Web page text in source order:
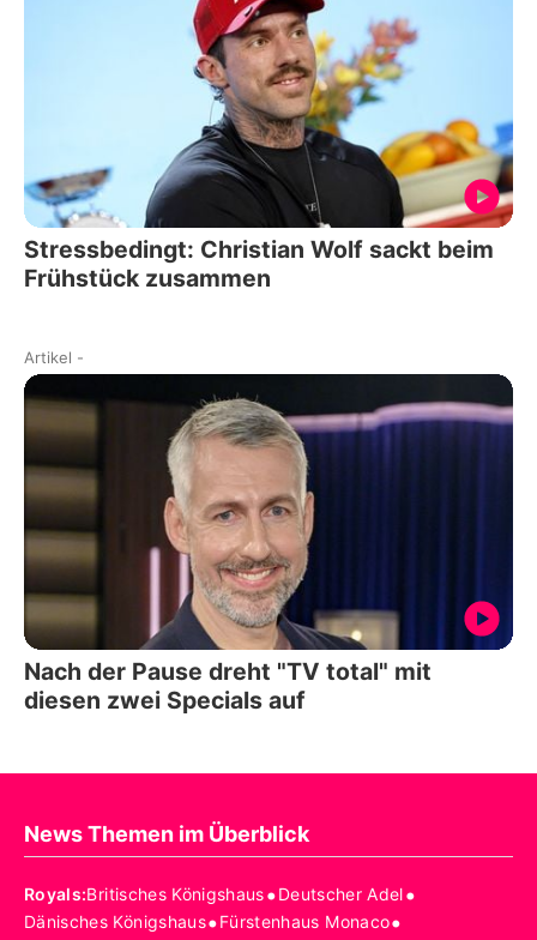
Stressbedingt: Christian Wolf sackt beim
Frühstück zusammen
Artikel -
Nach der Pause dreht "TV total" mit
diesen zwei Specials auf
News Themen im Überblick
Royals:Britisches Königshaus•Deutscher Adel•
Dänisches Königshaus•Fürstenhaus Monaco•